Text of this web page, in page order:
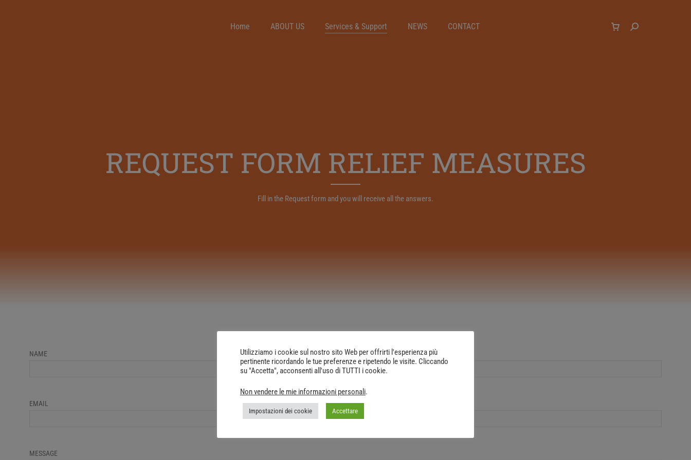
Home ABOUT US Services & Support NEWS CONTACT
REQUEST FORM RELIEF MEASURES
Fill in the Request form and you will receive all the answers.
NAME
EMAIL
MESSAGE
Utilizziamo i cookie sul nostro sito Web per offrirti l'esperienza più
pertinente ricordando le tue preferenze e ripetendo le visite. Cliccando
su "Accetta", acconsenti all'uso di TUTTI i cookie.
Non vendere le mie informazioni personali.
Impostazioni dei cookie Accettare